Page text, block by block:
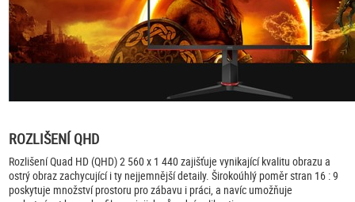
ROZLIŠENÍ QHD
Rozlišení Quad HD (QHD) 2 560 x 1 440 zajišťuje vynikající kvalitu obrazu a
ostrý obraz zachycující i ty nejjemnější detaily. Širokoúhlý poměr stran 16 : 9
poskytuje množství prostoru pro zábavu i práci, a navíc umožňuje